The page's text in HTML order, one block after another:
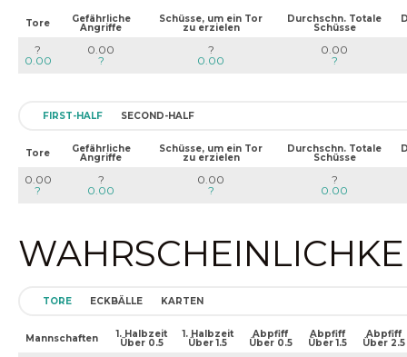
Tore Gefährliche
Angriffe
Schüsse, um ein Tor
zu erzielen
Durchschn. Totale
Schüsse
?
0.00
0.00
?
?
0.00
0.00
?
FIRST-HALF SECOND-HALF
Tore Gefährliche
Angriffe
Schüsse, um ein Tor
zu erzielen
Durchschn. Totale
Schüsse
0.00
?
?
0.00
0.00
?
?
0.00
TORE ECKBÄLLE KARTEN
Mannschaften 1. Halbzeit
Über 0.5
1. Halbzeit
Über 1.5
Abpfiff
Über 0.5
Abpfiff
Über 1.5
Abpfiff
Über 2.5